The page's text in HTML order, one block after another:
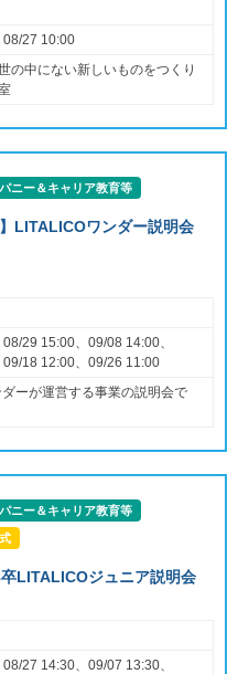
27 10:00
の中にない新しいものをつくり
ニー＆キャリア教育等
】LITALICOワンダー説明会
29 15:00、09/08 14:00、
18 12:00、09/26 11:00
ーが運営する事業の説明会で
ニー＆キャリア教育等
卒LITALICOジュニア説明会
27 14:30、09/07 13:30、